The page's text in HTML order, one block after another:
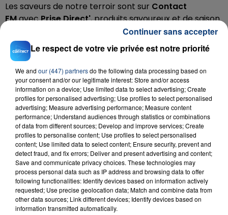
Les saveurs de notre terroir sont sur Contact
FMavecPrise Direct', produits savoureux et de saison
Retrouvez chaque vendredi à 08h05 une nouvelle
recette de cuisine avec Nico, Lily & Jackie Masse.
LA RECETTE
Pavé d'agneau poêlé et tranches de légumes
snackées
AVEC
Le respect de votre vie privée est notre priorité
We and our (447) partnersdo the following data processing based on
your consent and/or our legitimate interest: Store and/or access
information on a device; Use limited data to select advertising; Create
profiles for personalised advertising; Use profiles to select personalised
advertising; Measure advertising performance; Measure content
performance; Understand audiences through statistics or combinations
of data from different sources; Develop and improve services; Create
profiles to personalise content; Use profiles to select personalised
content; Use limited data to select content; Ensure security, prevent and
detect fraud, and fix errors; Deliver and present advertising and content;
Save and communicate privacy choices. These technologies may
process personal data such as IP address and browsing data to offer
following functionalities: Identify devices based on information actively
requested; Use precise geolocation data; Match and combine data from
other data sources; Link different devices; Identify devices based on
information transmitted automatically.
Continuer sans accepter